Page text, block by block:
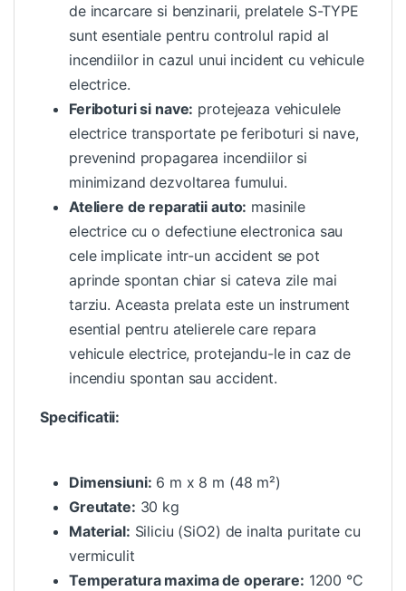
de incarcare si benzinarii, prelatele S-TYPE
sunt esentiale pentru controlul rapid al
incendiilor in cazul unui incident cu vehicule
electrice.
Feriboturi si nave: protejeaza vehiculele
electrice transportate pe feriboturi si nave,
prevenind propagarea incendiilor si
minimizand dezvoltarea fumului.
Ateliere de reparatii auto: masinile
electrice cu o defectiune electronica sau
cele implicate intr-un accident se pot
aprinde spontan chiar si cateva zile mai
tarziu. Aceasta prelata este un instrument
esential pentru atelierele care repara
vehicule electrice, protejandu-le in caz de
incendiu spontan sau accident.
Specificatii:
Dimensiuni: 6 m x 8 m (48 m²)
Greutate: 30 kg
Material: Siliciu (SiO2) de inalta puritate cu
vermiculit
Temperatura maxima de operare: 1200 °C